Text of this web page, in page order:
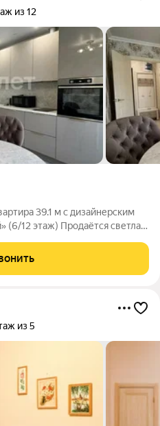
из 12
39.1 м с дизайнерским
12 этаж) Продаётся светлая,
дизайнерским
6-м
из 5